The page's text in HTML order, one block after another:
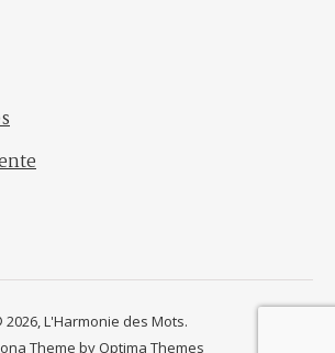
2026, L'Harmonie des Mots.
Theme by Optima Themes